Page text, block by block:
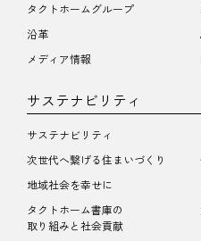
タクトホームグループ
沿革
メディア情報
サステナビリティ
サステナビリティ
次世代へ繋げる住まいづくり
地域社会を幸せに
タクトホーム書庫の
取り組みと社会貢献